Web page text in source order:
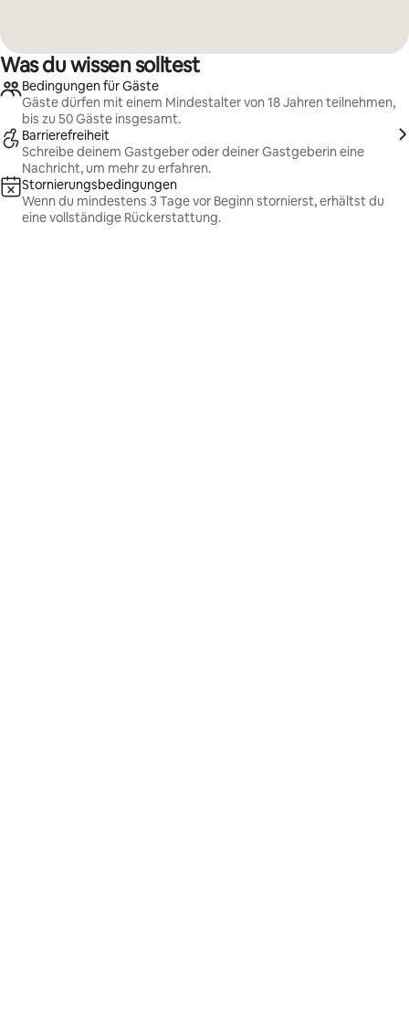
Was du wissen solltest
Bedingungen für Gäste
Gäste dürfen mit einem Mindestalter von 18 Jahren teilnehmen,
bis zu 50 Gäste insgesamt.
Barrierefreiheit
Schreibe deinem Gastgeber oder deiner Gastgeberin eine
Nachricht, um mehr zu erfahren.
Stornierungsbedingungen
Wenn du mindestens 3 Tage vor Beginn stornierst, erhältst du
eine vollständige Rückerstattung.